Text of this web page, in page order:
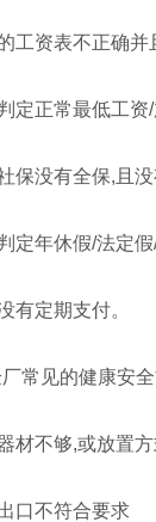
工资表不正确并
定正常最低工
保没有全保,且
定年休假/法定
有定期支付。
常见的健康安
材不够,或放置
口不符合要求